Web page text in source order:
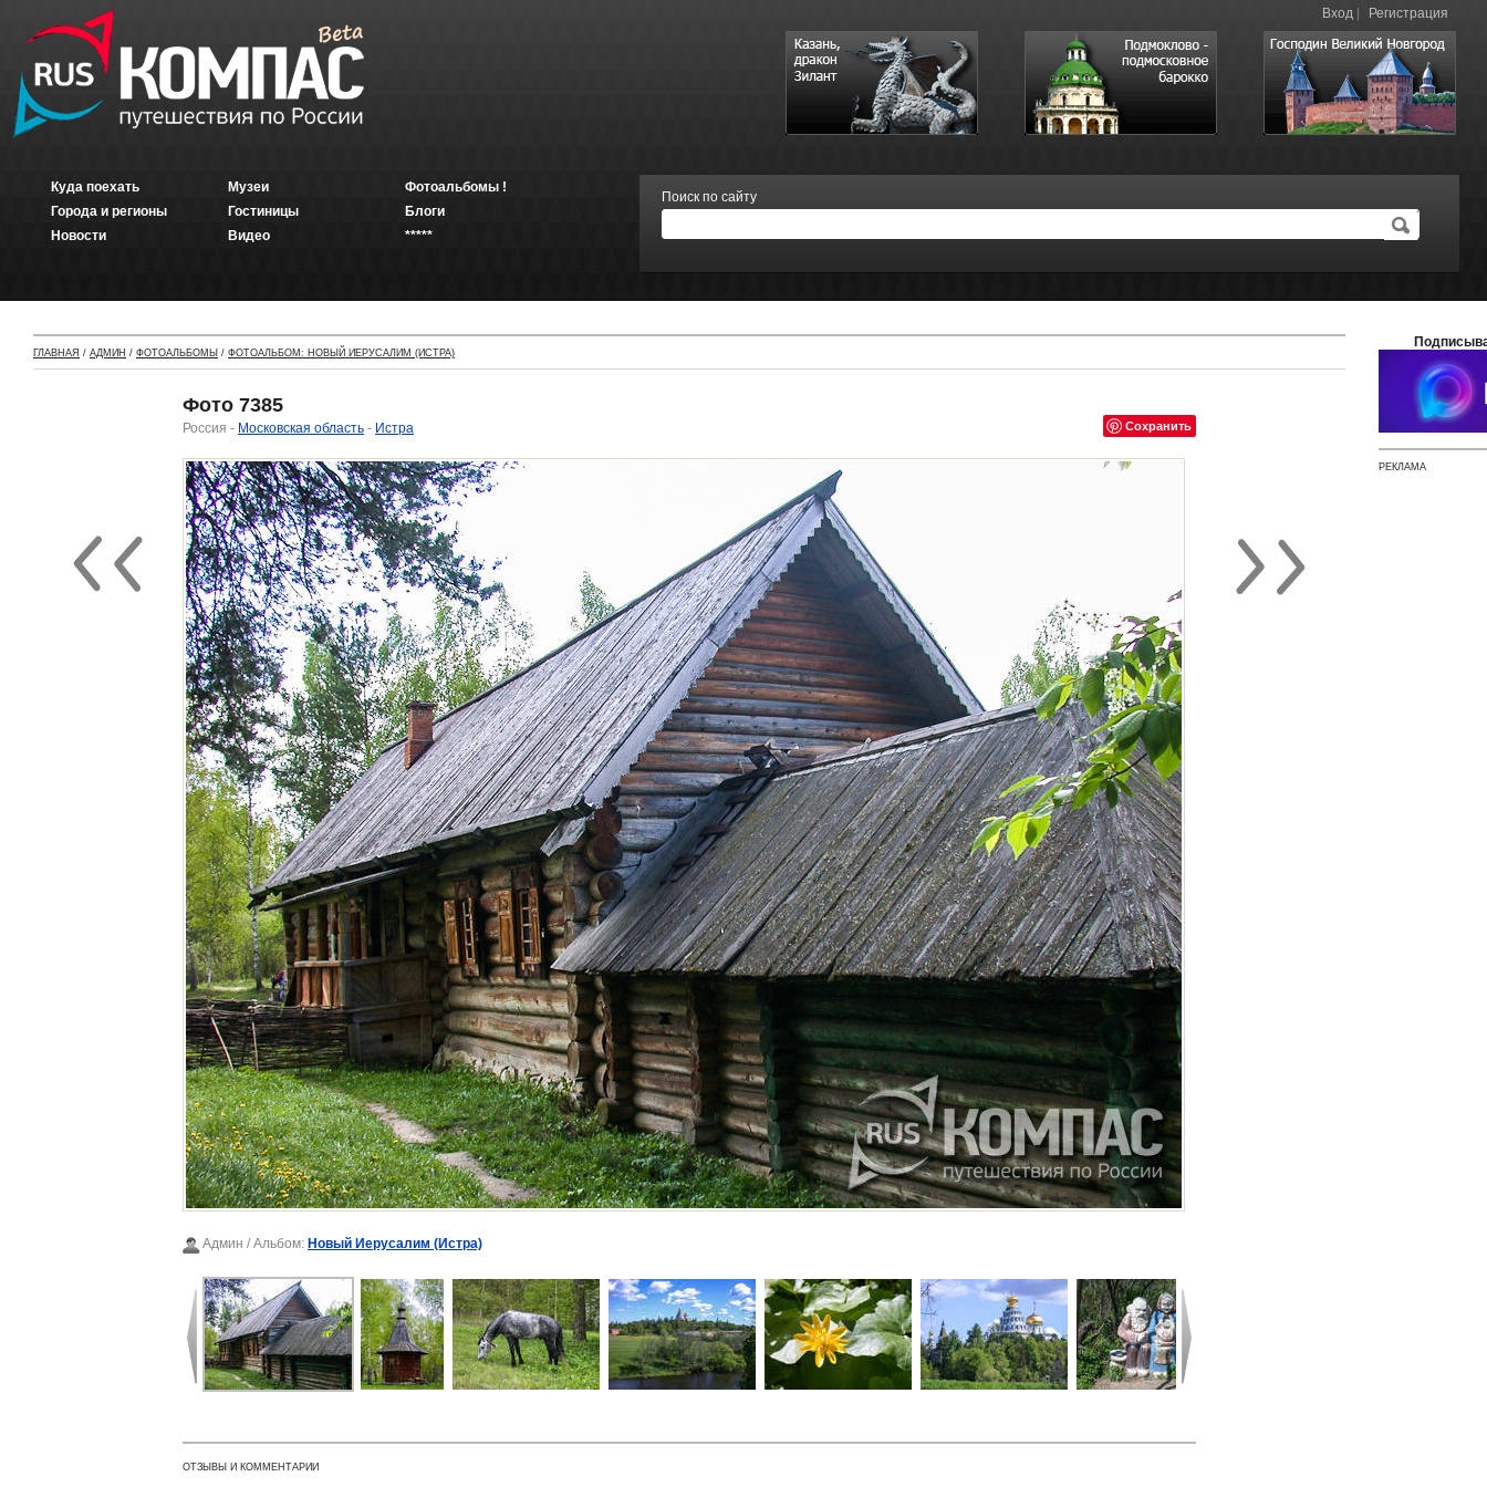
Вход Регистрация
Куда поехать
Города и регионы
Новости
Музеи
Гостиницы
Видео
Фотоальбомы !
Блоги
*****
Поиск по сайту
ГЛАВНАЯ / АДМИН / ФОТОАЛЬБОМЫ / ФОТОАЛЬБОМ: НОВЫЙ ИЕРУСАЛИМ (ИСТРА)
Фото 7385
Сохранить
Россия - Московская область - Истра
Админ / Альбом: Новый Иерусалим (Истра)
ОТЗЫВЫ И КОММЕНТАРИИ
РЕКЛАМА